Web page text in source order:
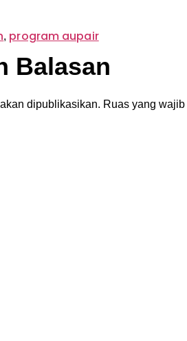
, program aupair
Balasan
dipublikasikan. Ruas yang wajib